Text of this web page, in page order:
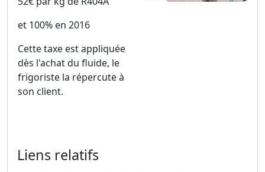
et 100% en 2016
Cette taxe est appliquée
dès l'achat du fluide, le
frigoriste la répercute à
son client.
Liens relatifs